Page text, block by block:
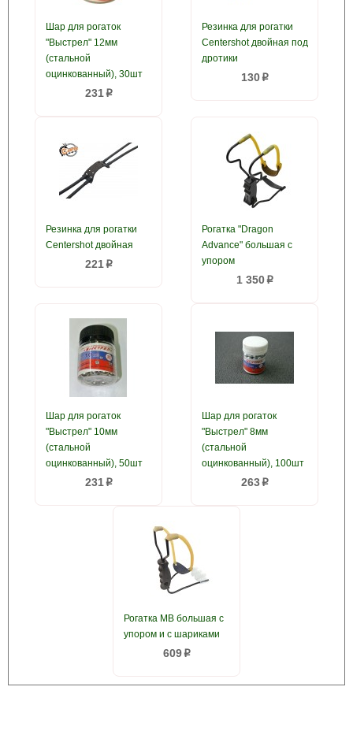
Шар для рогаток
"Выстрел" 12мм
(стальной
оцинкованный), 30шт
231 p
Резинка для рогатки
Centershot двойная под
дротики
130p
Резинка для рогатки
Centershot двойная
221 p
Рогатка "Dragon
Advance" большая с
упором
1 350p
Шар для рогаток
"Выстрел" 10мм
(стальной
оцинкованный), 50шт
231 p
Шар для рогаток
"Выстрел" 8мм
(стальной
оцинкованный), 100шт
263p
Рогатка MB большая с
упором и с шариками
609p